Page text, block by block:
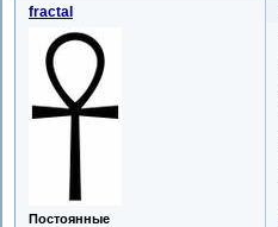
fractal
Постоянные